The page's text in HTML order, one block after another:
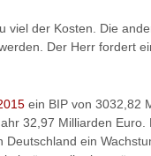
viel der Kosten. Die
Der Herr fordert
ein BIP von 3032,82
32,97 Milliarden Euro.
Deutschland ein